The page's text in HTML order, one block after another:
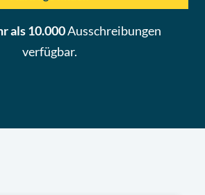
als 10.000Ausschreibungen
verfügbar.